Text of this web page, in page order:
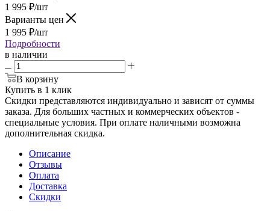
1 995 ₽/шт
Варианты цен
1 995 ₽/шт
Подробности
в наличии
В корзину
Купить в 1 клик
Скидки представляются индивидуально и зависят от суммы
заказа. Для больших частных и коммерческих объектов -
специальные условия. При оплате наличными возможна
дополнительная скидка.
Описание
Отзывы
Оплата
Доставка
Скидки